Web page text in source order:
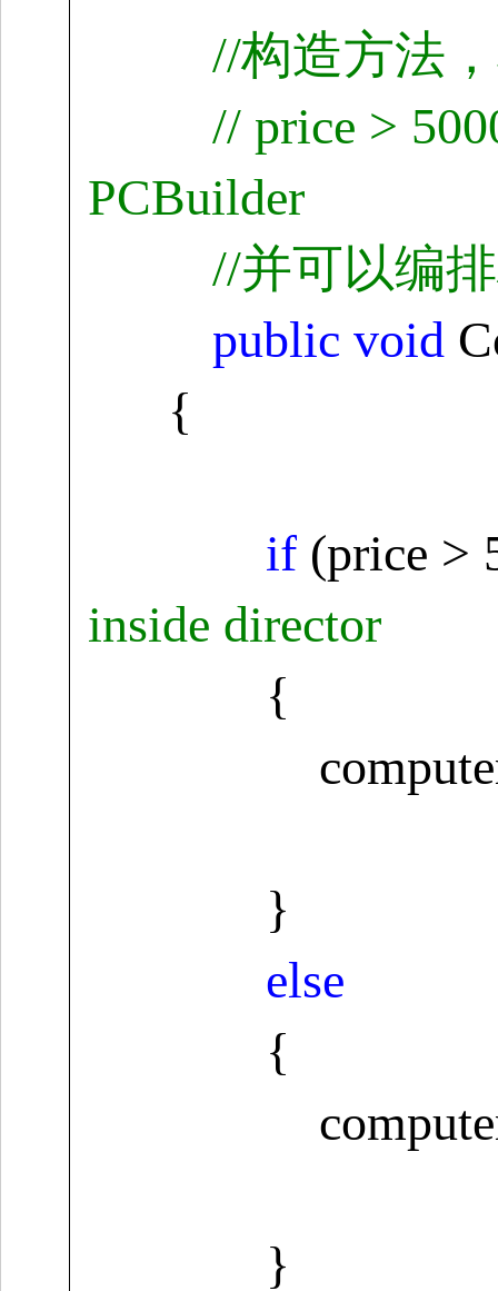
//构造方法
// price >
PCBuilder
//并可以编
public void
{
if (price >
inside director
{
}
else
{
}